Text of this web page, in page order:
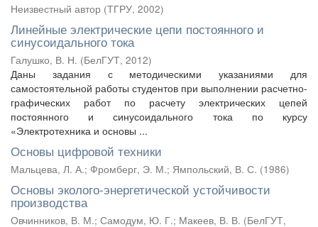
Неизвестный автор (ТГРУ, 2002)
Линейные электрические цепи постоянного и
синусоидального тока
Галушко, В. Н. (БелГУТ, 2012)
Даны задания с методическими указаниями для
самостоятельной работы студентов при выполнении расчетно-
графических работ по расчету электрических цепей
постоянного и синусоидального тока по курсу
«Электротехника и основы ...
Основы цифровой техники
Мальцева, Л. А.; Фромберг, Э. М.; Ямпольский, В. С. (1986)
Основы эколого-энергетической устойчивости
производства
Овчинников, В. М.; Самодум, Ю. Г.; Макеев, В. В. (БелГУТ,